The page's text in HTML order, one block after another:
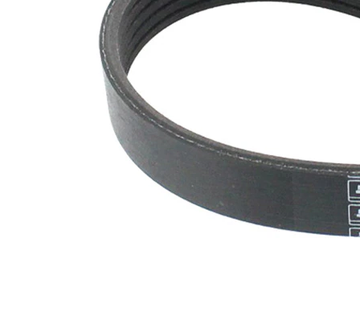
nervuri
SVHC
Nu sunt
Material
curea
dienă
cauciuc)